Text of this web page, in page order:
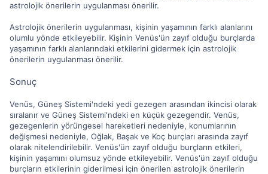
astrolojik önerilerin uygulanması önerilir.
Astrolojik önerilerin uygulanması, kişinin yaşamının farklı alanlarını
olumlu yönde etkileyebilir. Kişinin Venüs'ün zayıf olduğu burçlarda
yaşamının farklı alanlarındaki etkilerini gidermek için astrolojik
önerilerin uygulanması önerilir.
Sonuç
Venüs, Güneş Sistemi'ndeki yedi gezegen arasından ikincisi olarak
sıralanır ve Güneş Sistemi'ndeki en küçük gezegendir. Venüs,
gezegenlerin yörüngesel hareketleri nedeniyle, konumlarının
değişmesi nedeniyle, Oğlak, Başak ve Koç burçları arasında zayıf
olarak nitelendirilebilir. Venüs'ün zayıf olduğu burçların etkileri,
kişinin yaşamını olumsuz yönde etkileyebilir. Venüs'ün zayıf olduğu
burçların etkilerinin giderilmesi için önerilen astrolojik önerilerin